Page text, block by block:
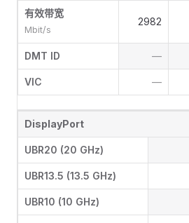
有效带宽
Mbit/s
2982
DMT ID —
VIC —
DisplayPort
UBR20 (20 GHz)
UBR13.5 (13.5 GHz)
UBR10 (10 GHz)